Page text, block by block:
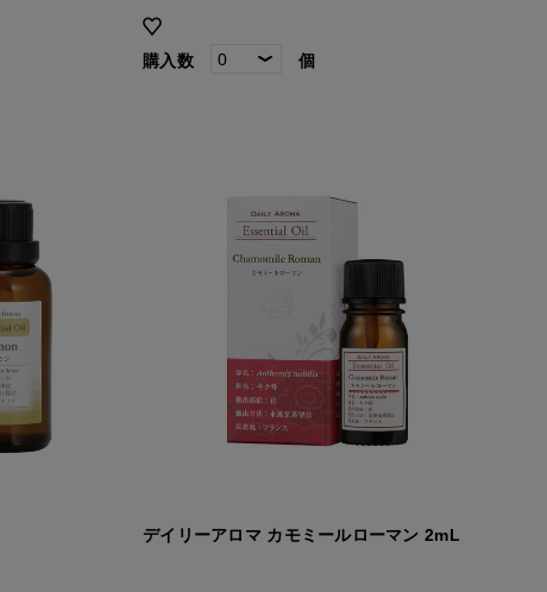
購入数 個
デイリーアロマ カモミールローマン 2mL